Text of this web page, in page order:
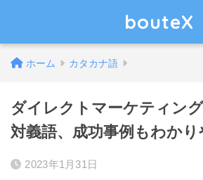
bouteX
ホーム カタカナ語
ダイレクトマーケティング
対義語、成功事例もわか
2023年1月31日